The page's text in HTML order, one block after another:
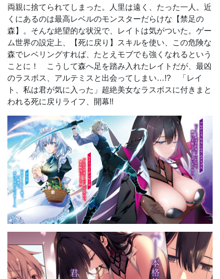
両親に捨てられてしまった。人里は遠く、たった一人。近
くにあるのは最高レベルのモンスターだらけな【禁足の
森】。そんな絶望的な状況で、レイトは気がついた。ゲー
ム世界の設定上、【死に戻り】スキルを使い、この危険な
森でレベリングすれば、たとえモブでも強くなれるという
ことに！ こうして森へ足を踏み入れたレイトだが、最凶
のラスボス、アルテミスと出会ってしまい…!? 「レイ
ト、私は君が気に入った」超絶美女なラスボスに付きまと
われる死に戻りライフ、開幕!!